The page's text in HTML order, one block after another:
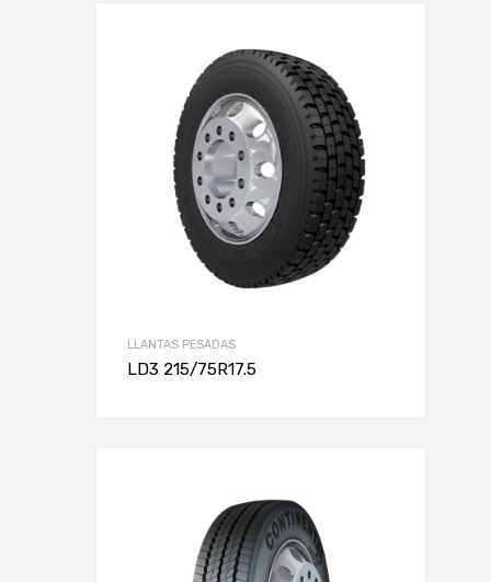
LLANTAS PESADAS
LD3 215/75R17.5